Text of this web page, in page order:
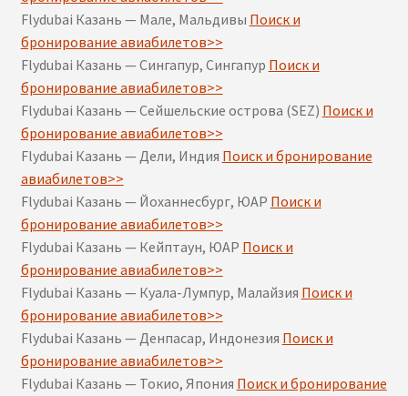
Flydubai Казань — Мале, Мальдивы Поиск и
бронирование авиабилетов>>
Flydubai Казань — Сингапур, Сингапур Поиск и
бронирование авиабилетов>>
Flydubai Казань — Сейшельские острова (SEZ) Поиск и
бронирование авиабилетов>>
Flydubai Казань — Дели, Индия Поиск и бронирование
авиабилетов>>
Flydubai Казань — Йоханнесбург, ЮАР Поиск и
бронирование авиабилетов>>
Flydubai Казань — Кейптаун, ЮАР Поиск и
бронирование авиабилетов>>
Flydubai Казань — Куала-Лумпур, Малайзия Поиск и
бронирование авиабилетов>>
Flydubai Казань — Денпасар, Индонезия Поиск и
бронирование авиабилетов>>
Flydubai Казань — Токио, Япония Поиск и бронирование